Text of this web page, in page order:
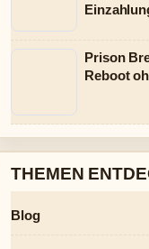
Prison
Reboot
THEMEN
Blog